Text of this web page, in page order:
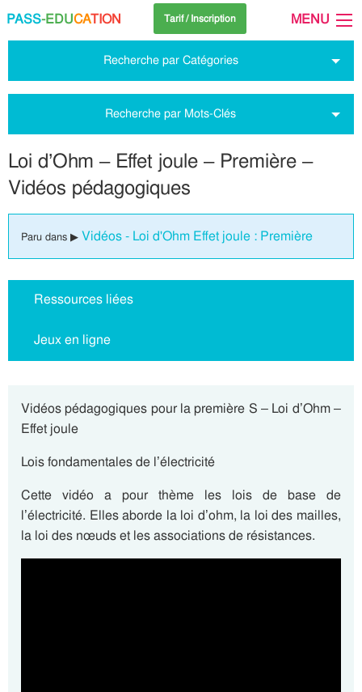
PASS-EDUCATION Tarif / Inscription MENU
Recherche par Catégories
Recherche par Mots-Clés
Loi d’Ohm – Effet joule – Première –
Vidéos pédagogiques
Paru dans ▶ Vidéos - Loi d'Ohm Effet joule : Première
Ressources liées
Jeux en ligne
Vidéos pédagogiques pour la première S – Loi d’Ohm –
Effet joule
Lois fondamentales de l’électricité
Cette vidéo a pour thème les lois de base de
l’électricité. Elles aborde la loi d’ohm, la loi des mailles,
la loi des nœuds et les associations de résistances.